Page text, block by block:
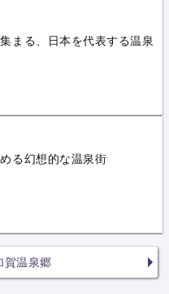
まる、日本を代表する温泉
る幻想的な温泉街
賀温泉郷